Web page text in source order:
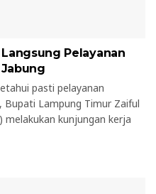
Pelayanan
pasti pelayanan
Lampung Timur Zaiful
melakukan kunjungan kerja